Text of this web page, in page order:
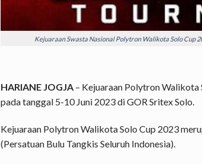
Kejuaraan Swasta Nasional Polytron Walikota Solo Cup
HARIANE JOGJA – Kejuaraan Polytron Walikota
pada tanggal 5-10 Juni 2023 di GOR Sritex Solo.
Kejuaraan Polytron Walikota Solo Cup 2023
(Persatuan Bulu Tangkis Seluruh Indonesia).